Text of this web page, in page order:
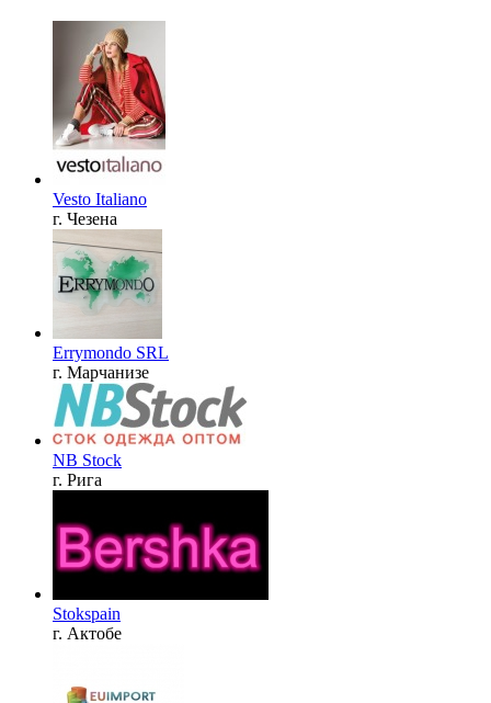
Vesto Italiano
г. Чезена
Errymondo SRL
г. Марчанизе
NB Stock
г. Рига
Stokspain
г. Актобе